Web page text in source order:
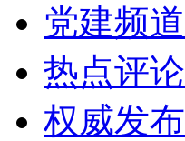
党建频道
热点评论
权威发布